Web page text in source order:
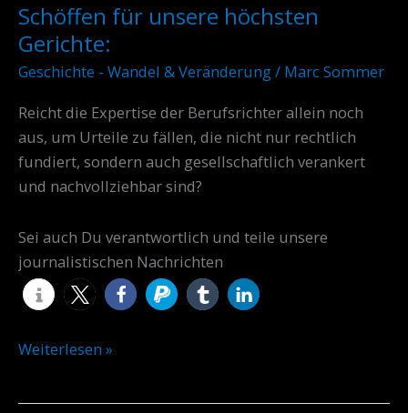
Schöffen für unsere höchsten
Gerichte:
Geschichte - Wandel & Veränderung/ Marc Sommer
Reicht die Expertise der Berufsrichter allein noch
aus, um Urteile zu fällen, die nicht nur rechtlich
fundiert, sondern auch gesellschaftlich verankert
und nachvollziehbar sind?
Sei auch Du verantwortlich und teile unsere
journalistischen Nachrichten
unsere
höchsten
Gerichte:
Weiterlesen »